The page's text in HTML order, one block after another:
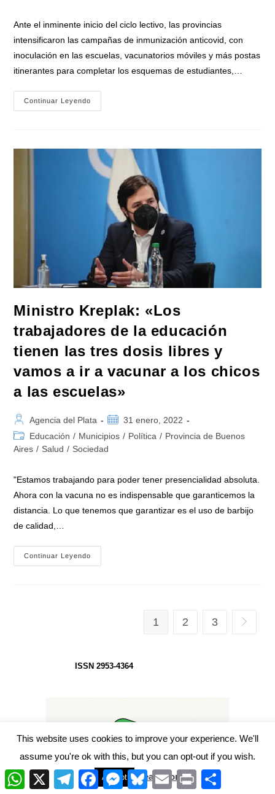
la
Ante el inminente inicio del ciclo lectivo, las provincias
intensificaron las campañas de inmunización anticovid, con
inoculación en las escuelas, vacunatorios móviles y más postas
itinerantes para completar los esquemas de estudiantes,…
Continuar Leyendo
Provincias
Niños
Y
Adolescentes
Ante
Inicio
Clases
Ministro Kreplak: «Los
trabajadores de la educación
tienen las tres dosis libres y
vamos a ir a vacunar a los chicos
a las escuelas»
Autor
de
la
Agencia del Plata
Publicación
de
la
31 enero, 2022
Categoría
de
Educación / Municipios / Política / Provincia de Buenos
Aires / Salud / Sociedad
"Estamos trabajando para poder tener presencialidad absoluta.
Ahora con la vacuna no es indispensable que garanticemos la
distancia. Lo que tenemos que garantizar es el uso de barbijo
de calidad,…
Continuar Leyendo
Kreplak:
Vamos
Los
A
Escuelas»
1 2 3 Ir a la
ISSN 2953-4364
W
X
T
F
M
B
l
E
m
P
This website uses cookies to improve your experience. We'll
assume you're ok with this, but you can opt-out if you wish.
Accept Read More